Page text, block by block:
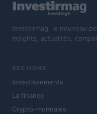
Investirmag, le nouveau
Insights, actualités,
SECTIONS
Investissements
La finance
Crypto-monnaies